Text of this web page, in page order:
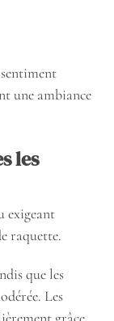
une ambiance
les
exigeant
raquette.
que les
Les